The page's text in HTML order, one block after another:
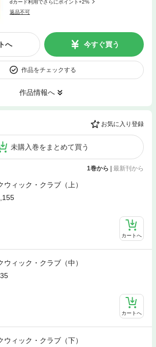
dカード利用でさらにポイント+2%
返品不可
へ 今すぐ買う
作品をチェックする
作品情報へ
お気に入り登録
未購入巻をまとめて買う
1巻から 最新刊から
ウィック・クラブ（上）
カートへ
ウィック・クラブ（中）
カートへ
ウィック・クラブ（下）